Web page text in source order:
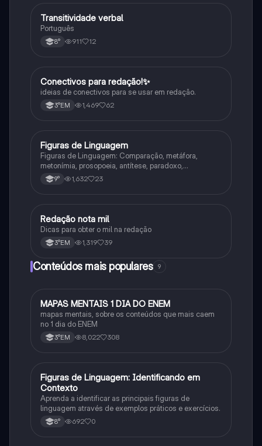
Português
Transitividade verbal
Português
8° 911 12
Português
Conectivos para redação!✨
ideias de conectivos para se usar em redação.
3°EM 1,469 62
Português
Figuras de Linguagem
Figuras de Linguagem: Comparação, metáfora,
metonímia, prosopoeia, antítese, paradoxo,
eufemismo, hipérbole e onomatopeia
9° 1,632 23
Português
Redação nota mil
Dicas para obter o mil na redação
3°EM 1,319 39
Conteúdos mais populares 9
Português
MAPAS MENTAIS 1 DIA DO ENEM
mapas mentais, sobre os conteúdos que mais caem
no 1 dia do ENEM
3°EM 8,022 308
FPortuguês
Figuras de Linguagem: Identificando em
Contexto
Aprenda a identificar as principais figuras de
linguagem através de exemplos práticos e exercícios.
8° 692 0